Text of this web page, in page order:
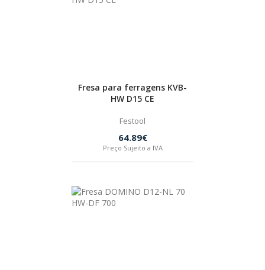
Fresa para ferragens KVB-
HW D15 CE
Festool
64.89€
Preço Sujeito a IVA